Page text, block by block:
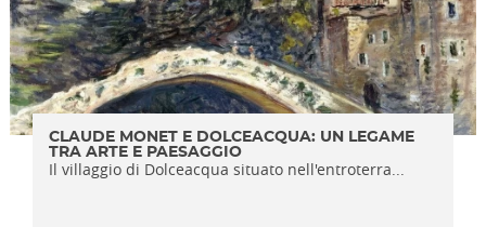
CLAUDE MONET E DOLCEACQUA: UN LEGAME
TRA ARTE E PAESAGGIO
Il villaggio di Dolceacqua situato nell'entroterra...